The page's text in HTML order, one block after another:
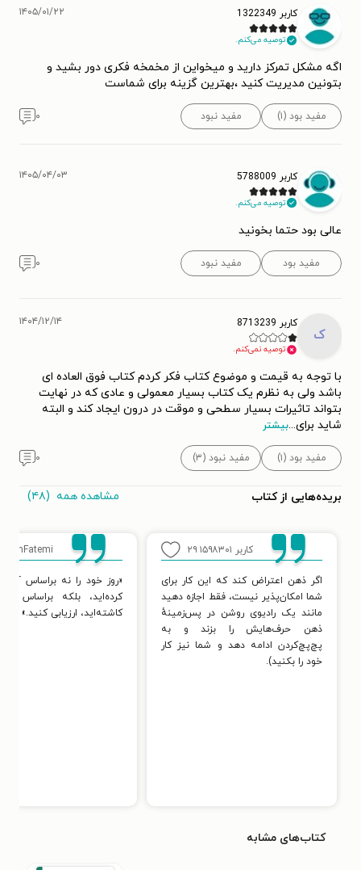
کاربر 1322349
توصیه می‌کنم.
۱۴۰۵/۰۱/۲۲
اگه مشکل تمرکز دارید و میخواین از مخمخه فکری دور بشید و
بتونین مدیریت کنید ،بهترین گزینه برای شماست
مفید بود (۱) مفید نبود ۰
کاربر 5788009
توصیه می‌کنم.
۱۴۰۵/۰۴/۰۳
عالی بود حتما بخونید
مفید بود مفید نبود ۰
ک
کاربر 8713239
توصیه نمی‌کنم.
۱۴۰۴/۱۲/۱۴
با توجه به قیمت و موضوع کتاب فکر کردم کتاب فوق العاده ای
باشد ولی به نظرم یک کتاب بسیار معمولی و عادی که در نهایت
بتواند تاثیرات بسیار سطحی و موقت در درون ایجاد کند و البته
شاید برای...بیشتر
مفید بود (۱) مفید نبود (۳) ۰
بریده‌هایی از کتاب مشاهده همه (۴۸)
کاربر ۱۵۹۸۳۰۱ ۲۹
اگر ذهن اعتراض کند که این کار برای
شما امکان‌پذیر نیست، فقط اجازه دهید
مانند یک رادیوی روشن در پس‌زمینهٔ
ذهن حرف‌هایش را بزند و به
پچ‌پچ‌کردن ادامه دهد و شما نیز کار
خود را بکنید).
«روز خود را نه براساس
کرده‌اید، بلکه براساس
کاشته‌اید، ارزیابی کنید.»
کتاب‌های مشابه